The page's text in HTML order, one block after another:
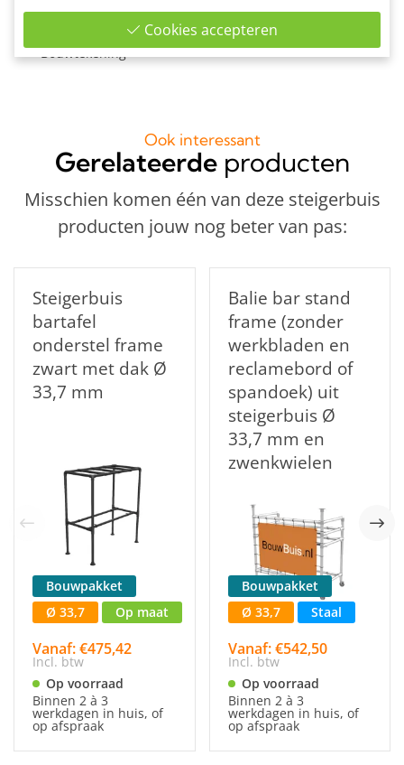
4x Ronde wand/plafond/voetplaat zwart Ø 26,9 mm
1x Inbussleutel voor buiskoppeling Ø 26,9 - Ø 33,7 mm
Bouwtekening
Ook interessant
Gerelateerdeproducten
Misschien komen één van deze steigerbuis
producten jouw nog beter van pas:
Steigerbuis
bartafel
onderstel frame
zwart met dak Ø
33,7 mm
Bouwpakket
Ø 33,7
Op maat
Vanaf: €475,42
Incl. btw
Op voorraad
Binnen 2 à 3
werkdagen in huis, of
op afspraak
Balie bar stand
frame (zonder
werkbladen en
reclamebord of
spandoek) uit
steigerbuis Ø
33,7 mm en
zwenkwielen
Bouwpakket
Ø 33,7
Staal
Vanaf: €542,50
Incl. btw
Op voorraad
Binnen 2 à 3
werkdagen in huis, of
op afspraak
Cookies accepteren